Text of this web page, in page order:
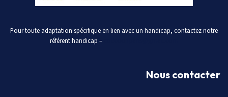
Pour toute adaptation spécifique en lien avec un handicap, contactez notre
référent handicap –
Nous contacter